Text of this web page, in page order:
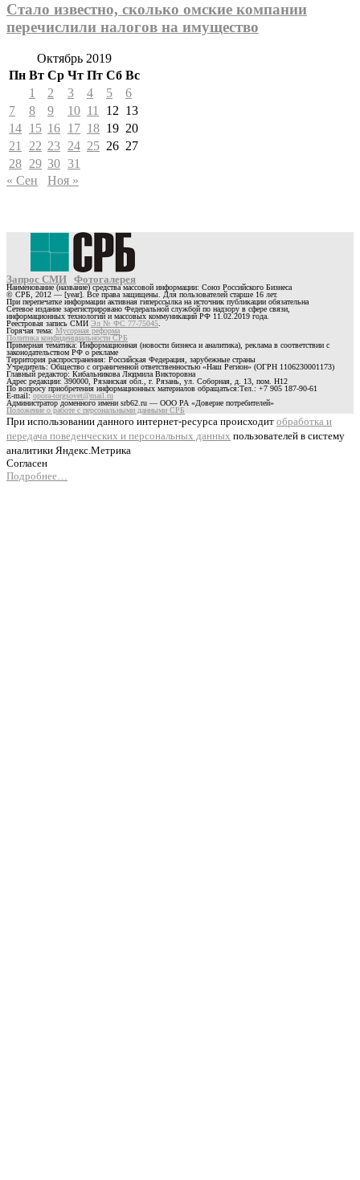
Стало известно, сколько омские компании
перечислили налогов на имущество
Октябрь 2019
Пн Вт Ср Чт Пт Сб Вс
1
2 3 4 5
6
7
8 9 10 11 12 13
14 15 16 17 18 19 20
21
22 23 24 25 26 27
28 29 30 31
« Сен
Ноя »
Запрос СМИ Фотогалерея
Наименование (название) средства массовой информации: Союз Российского Бизнеса
© СРБ, 2012 — [year]. Все права защищены. Для пользователей старше 16 лет.
При перепечатке информации активная гиперссылка на источник публикации обязательна
Сетевое издание зарегистрировано Федеральной службой по надзору в сфере связи,
информационных технологий и массовых коммуникаций РФ 11.02.2019 года.
Реестровая запись СМИ Эл № ФС 77-75045
Горячая тема: Мусорная реформа
Политика конфиденциальности СРБ
Примерная тематика: Информационная (новости бизнеса и аналитика), реклама в соответствии с
законодательством РФ о рекламе
Территория распространения: Российская Федерация, зарубежные страны
Учредитель: Общество с ограниченной ответственностью «Наш Регион» (ОГРН 1106230001173)
Главный редактор: Кибальникова Людмила Викторовна
Адрес редакции: 390000, Рязанская обл., г. Рязань, ул. Соборная, д. 13, пом. Н12
По вопросу приобретения информационных материалов обращаться:Тел.: +7 905 187-90-61
E-mail:opora-torgsovet@mail.ru
Администратор доменного имени srb62.ru — ООО РА «Доверие потребителей»
Положение о работе с персональными данными СРБ
При использовании данного интернет-ресурса происходит обработка и
передача поведенческих и персональных данных пользователей в систему
аналитики Яндекс.Метрика
Согласен
Подробнее…